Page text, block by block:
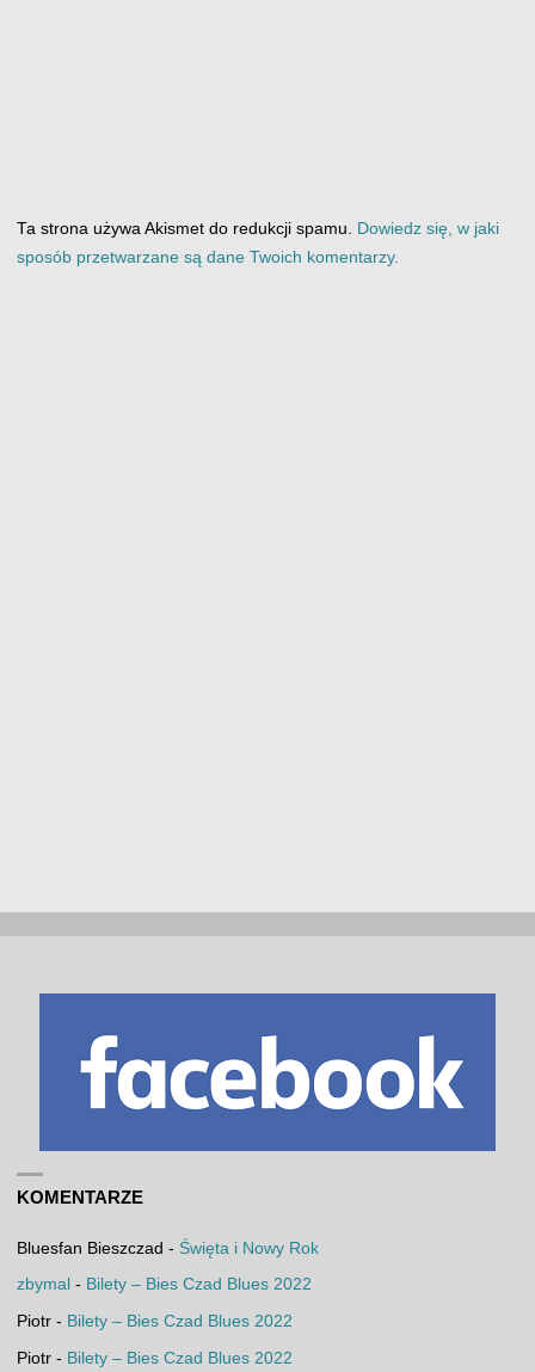
Ta strona używa Akismet do redukcji spamu. Dowiedz się, w jaki
sposób przetwarzane są dane Twoich komentarzy.
KOMENTARZE
Bluesfan Bieszczad - Święta i Nowy Rok
zbymal - Bilety – Bies Czad Blues 2022
Piotr- Bilety – Bies Czad Blues 2022
Piotr- Bilety – Bies Czad Blues 2022